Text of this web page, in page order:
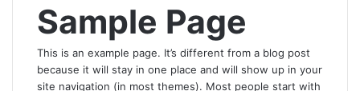
Sample Page
This is an example page. It’s different from a blog post
because it will stay in one place and will show up in your
site navigation (in most themes). Most people start with